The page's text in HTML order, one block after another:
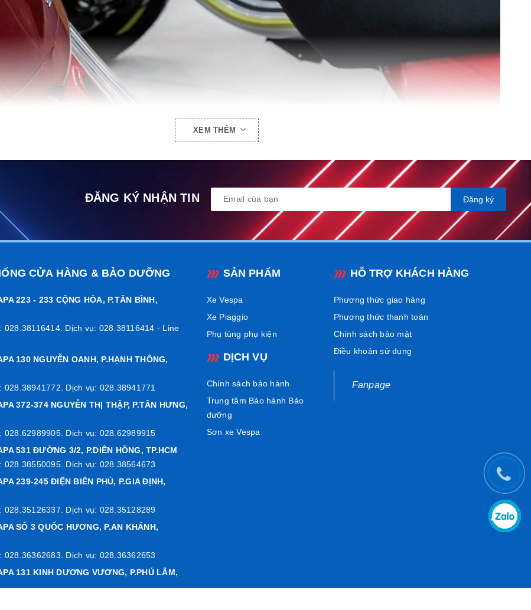
& Chất liệu cao cấp
Giúp baga luôn sáng bóng, chống gỉ sét và bền đẹp theo thời gian.
form xe:Lắp đặt vừa vặn, không cần chế cháo, giữ nguyên thẩm mỹ nguyên bản.
chắn:Chịu tải trọng tối đa khoảng2 kg, phù hợp để đặt túi xách, vật dụng nhẹ hoặc phụ kiện trang trí.
XEM THÊM
ĐĂNG KÝ NHẬN TIN Đăng ký
CỬA HÀNG & BẢO DƯỠNG
223 - 233 CỘNG HÒA, P.TÂN BÌNH,
028.38116414. Dịch vụ: 028.38116414 - Line
130 NGUYỄN OANH, P.HẠNH THÔNG,
028.38941772. Dịch vụ: 028.38941771
372-374 NGUYỄN THỊ THẬP, P.TÂN HƯNG,
028.62989905. Dịch vụ: 028.62989915
531 ĐƯỜNG 3/2, P.DIÊN HỒNG, TP.HCM
028.38550095. Dịch vụ: 028.38564673
239-245 ĐIỆN BIÊN PHỦ, P.GIA ĐỊNH,
028.35126337. Dịch vụ: 028.35128289
SỐ 3 QUỐC HƯƠNG, P.AN KHÁNH,
028.36362683. Dịch vụ: 028.36362653
131 KINH DƯƠNG VƯƠNG, P.PHÚ LÂM,
SẢN PHẨM
Xe Vespa
Xe Piaggio
Phụ tùng phụ kiện
DỊCH VỤ
Chính sách bảo hành
Trung tâm Bảo hành Bảo
dưỡng
Sơn xe Vespa
HỖ TRỢ KHÁCH HÀNG
Phương thức giao hàng
Phương thức thanh toán
Chính sách bảo mật
Điều khoản sử dụng
Fanpage